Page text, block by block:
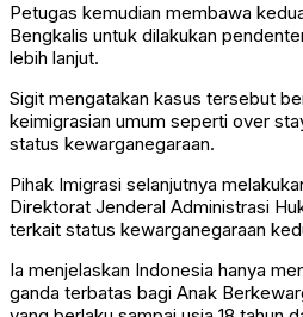
Petugas kemudian membawa
Bengkalis untuk dilakukan
lebih lanjut.
Sigit mengatakan kasus tersebut
keimigrasian umum seperti over
status kewarganegaraan.
Pihak Imigrasi selanjutnya
Direktorat Jenderal Administrasi
terkait status kewarganegaraan
Ia menjelaskan Indonesia hanya
ganda terbatas bagi Anak